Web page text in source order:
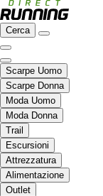
Cerca
Scarpe Uomo
Scarpe Donna
Moda Uomo
Moda Donna
Trail
Escursioni
Attrezzatura
Alimentazione
Outlet